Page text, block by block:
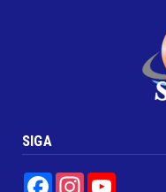
SIGA
FacebookInstagram